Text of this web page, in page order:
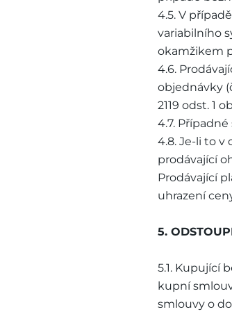
4.5. V
variabilního
okamžikem
4.6.
objednávky
2119 odst. 1
4.7.
4.8. Je-li to
prodávající
Prodávající
uhrazení
5.
5.1. Kupující
kupní
smlouvy o